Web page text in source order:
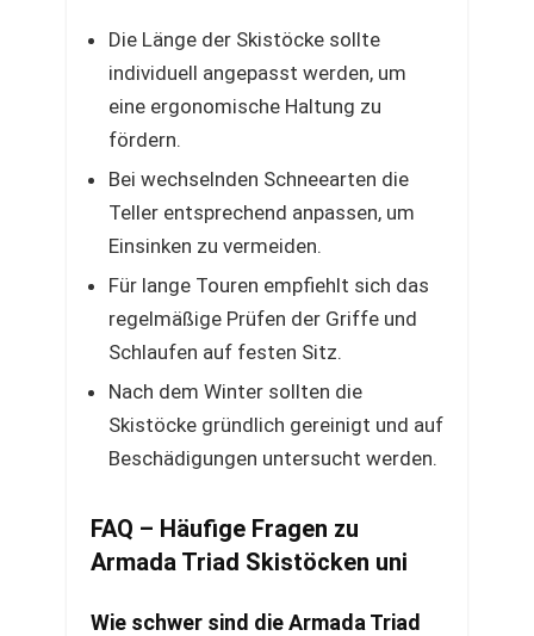
Die Länge der Skistöcke sollte
individuell angepasst werden, um
eine ergonomische Haltung zu
fördern.
Bei wechselnden Schneearten die
Teller entsprechend anpassen, um
Einsinken zu vermeiden.
Für lange Touren empfiehlt sich das
regelmäßige Prüfen der Griffe und
Schlaufen auf festen Sitz.
Nach dem Winter sollten die
Skistöcke gründlich gereinigt und auf
Beschädigungen untersucht werden.
FAQ – Häufige Fragen zu
Armada Triad Skistöcken uni
Wie schwer sind die Armada Triad